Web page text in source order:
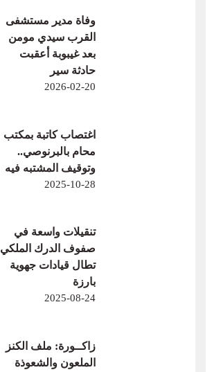
وفاة مدير مستشفى
القرب سيدي مومن
بعد غيبوبة أعقبت
حادثة سير
2026-02-20
اغتصاب كاتبة بمكتب
محام بالبرنوصي..
وتوقيف المشتبه فيه
2025-10-28
تنقيلات واسعة في
صفوف الدرك الملكي
تطال قيادات جهوية
بارزة
2025-08-24
زاكــورة: ملف الكنز
الملعون والشعوذة